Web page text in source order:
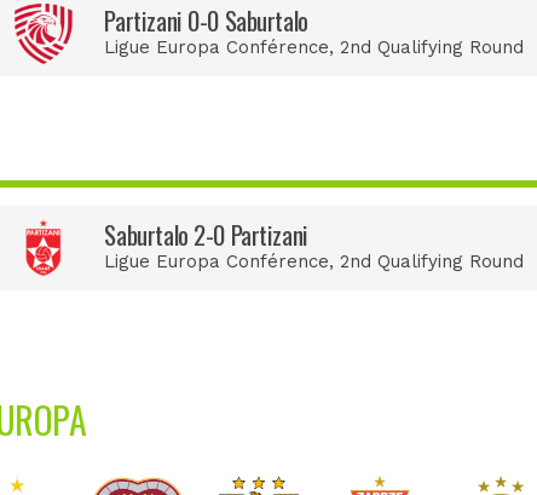
Partizani 0-0 Saburtalo
Ligue Europa Conférence, 2nd Qualifying Round
Saburtalo 2-0 Partizani
Ligue Europa Conférence, 2nd Qualifying Round